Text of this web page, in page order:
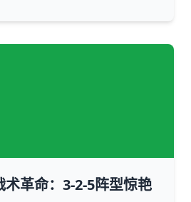
革命：3-2-5阵型惊艳